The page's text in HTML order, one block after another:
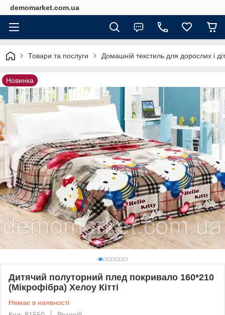
demomarket.com.ua
Товари та послуги Домашній текстиль для дорослих і
Новинка
Дитячий полуторний плед покривало 160*210
(Мікрофібра) Хелоу Кітті
Немає в наявності